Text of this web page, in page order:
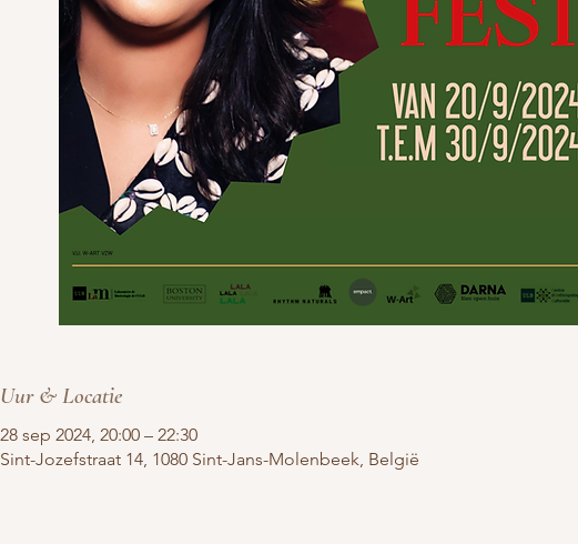
Uur & Locatie
28 sep 2024, 20:00 – 22:30
Sint-Jozefstraat 14, 1080 Sint-Jans-Molenbeek, België